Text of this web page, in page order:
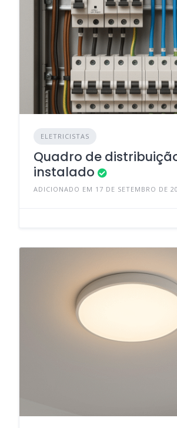
ELETRICISTAS
Quadro de
instalado
ADICIONADO EM 17 DE SETEMBRO DE